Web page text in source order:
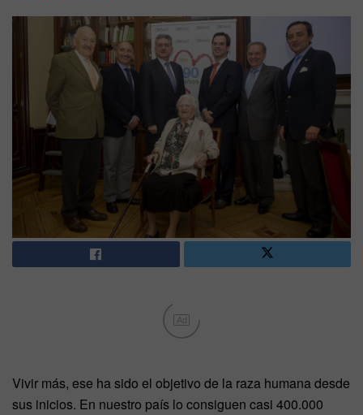
Ad
Vivir más, ese ha sido el objetivo de la raza humana desde
sus inicios. En nuestro país lo consiguen casi 400.000